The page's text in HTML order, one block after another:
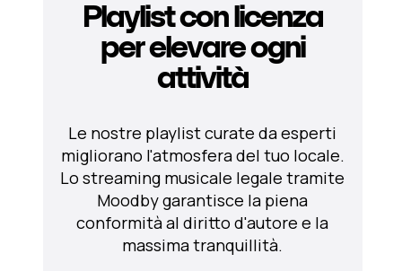
Le nostre playlist curate da esperti
migliorano l'atmosfera del tuo locale.
Lo streaming musicale legale tramite
Moodby garantisce la piena
conformità al diritto d'autore e la
massima tranquillità.
Playlist con licenza
per elevare ogni
attività